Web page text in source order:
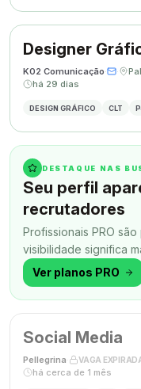
Designer
K02 Comunicação· ·
há 29 dias
DESIGN GRÁFICO CLT
DESTAQUE NAS
Seu perfil
recrutadores
Profissionais PRO
visibilidade significa
todo momento.
Ver planos PRO
Social Media
Pellegrina VAGA
há cerca de 1 mês